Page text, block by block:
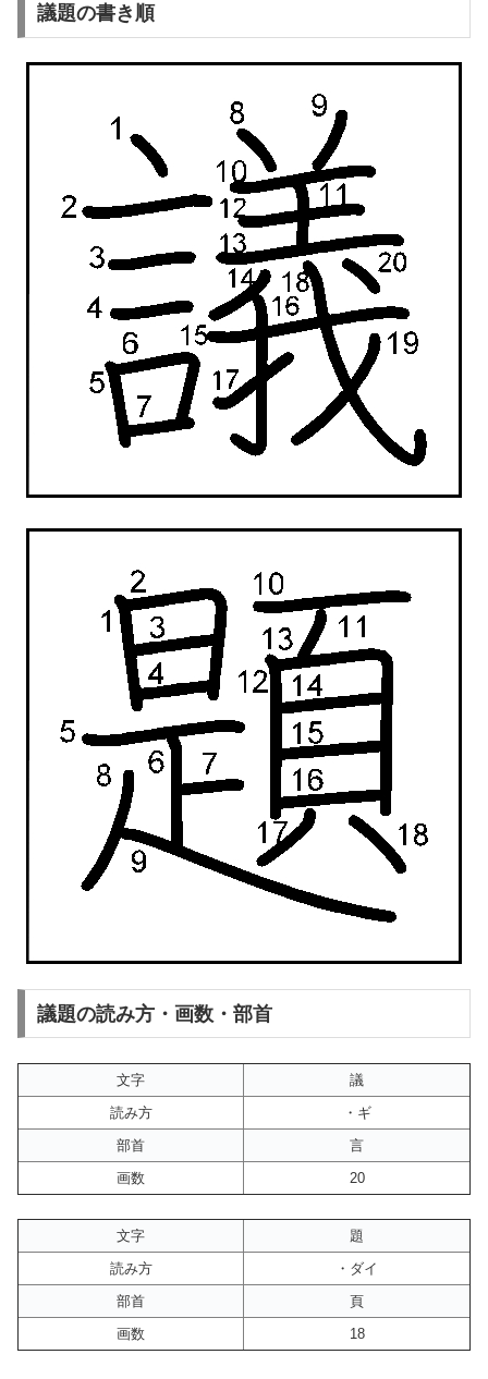
議題の書き順
議題の読み方・画数・部首
文字
議
読み方
・ギ
部首
言
画数
20
文字
題
読み方
・ダイ
部首
頁
画数
18